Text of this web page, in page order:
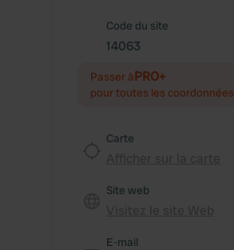
Code du site
14063
Passer àPRO+
pour toutes les coordonnées
Carte
Site web
E-mail